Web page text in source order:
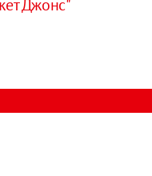
Джонс"